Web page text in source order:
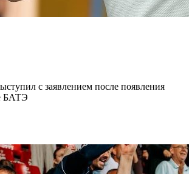
с заявлением после появления
БАТЭ